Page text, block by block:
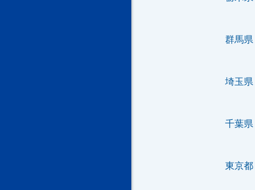
群馬県
埼玉県
千葉県
東京都